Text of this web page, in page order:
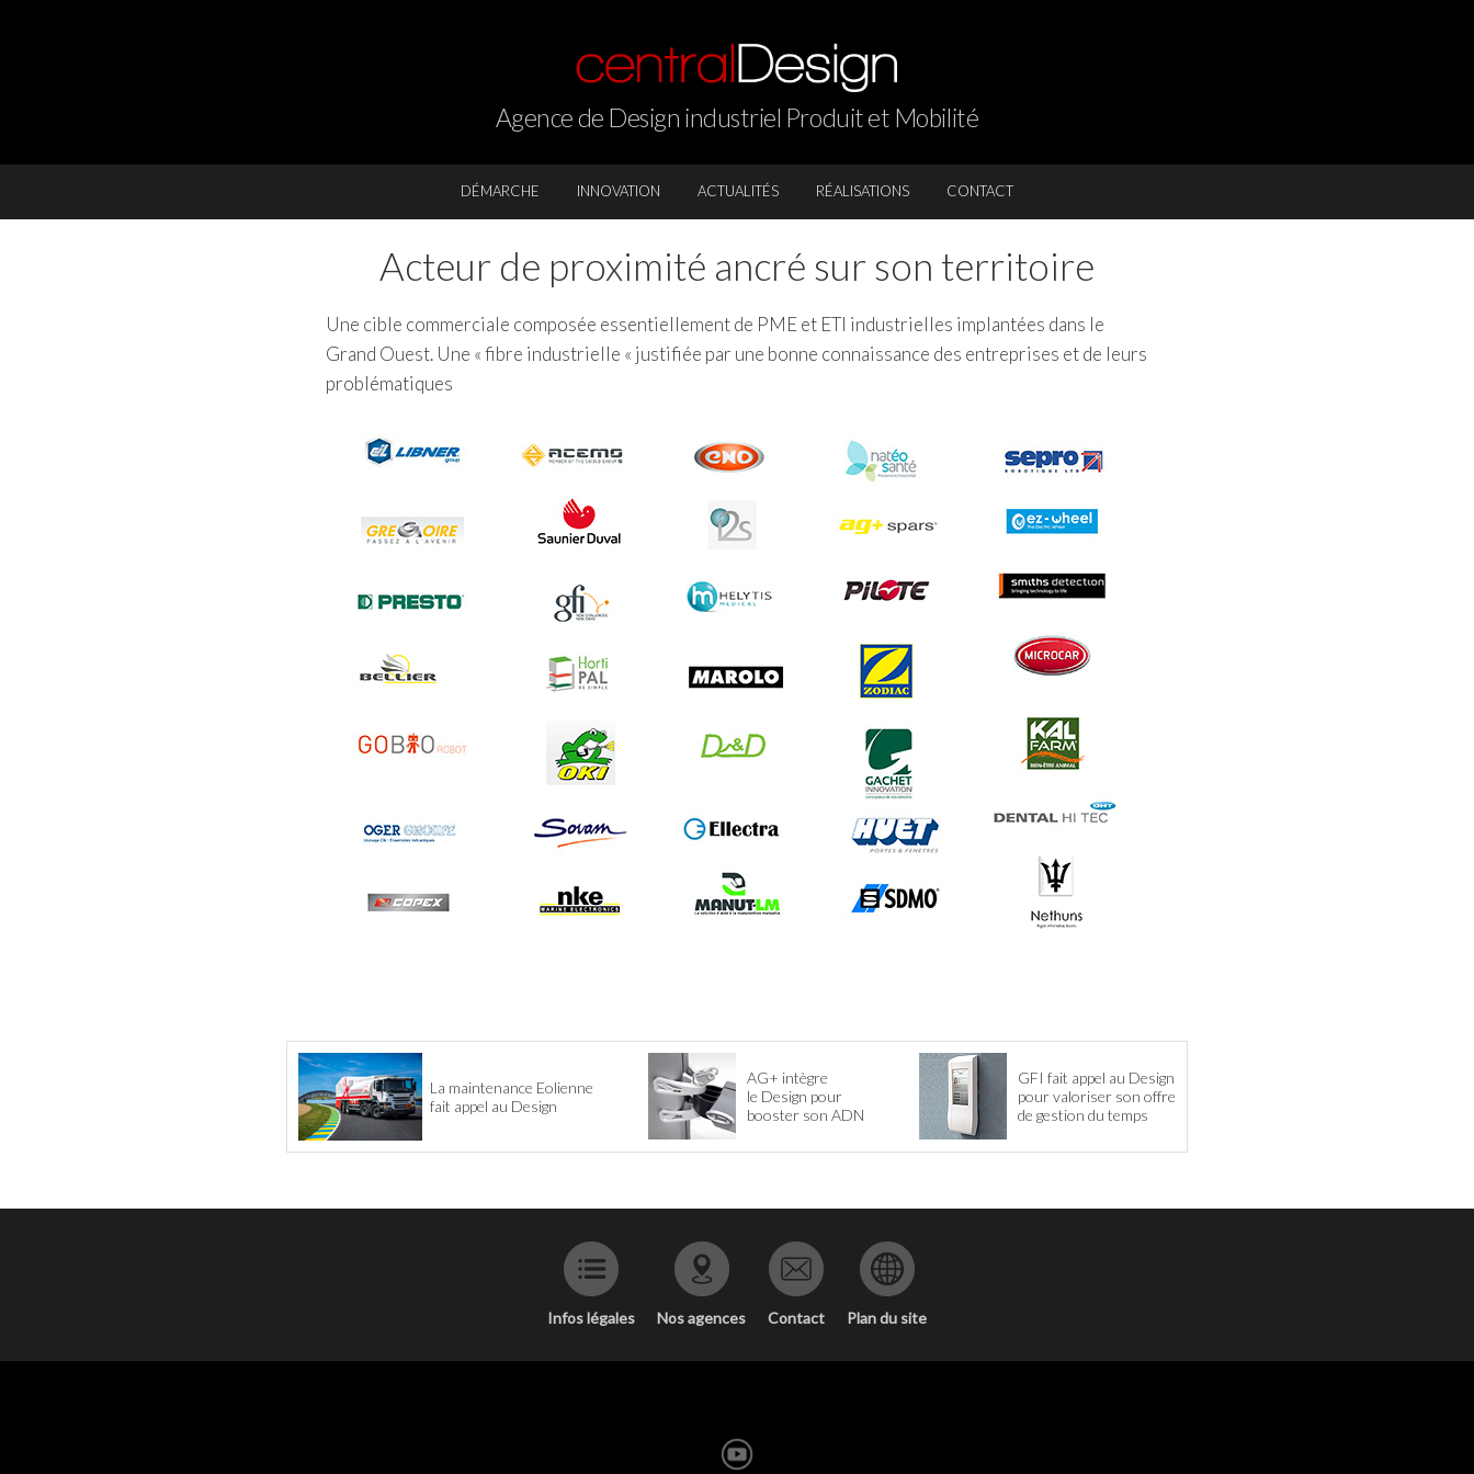
Agence de Design industriel Produit et Mobilité
DÉMARCHE INNOVATION ACTUALITÉS RÉALISATIONS CONTACT
Acteur de proximité ancré sur son territoire
Une cible commerciale composée essentiellement de PME et ETI industrielles implantées dans le
Grand Ouest. Une « fibre industrielle « justifiée par une bonne connaissance des entreprises et de leurs
problématiques
La maintenance Eolienne
fait appel au Design
AG+ intègre
le Design pour
booster son ADN
GFI fait appel au Design
pour valoriser son offre
de gestion du temps
Infos légales Nos agences Contact Plan du site